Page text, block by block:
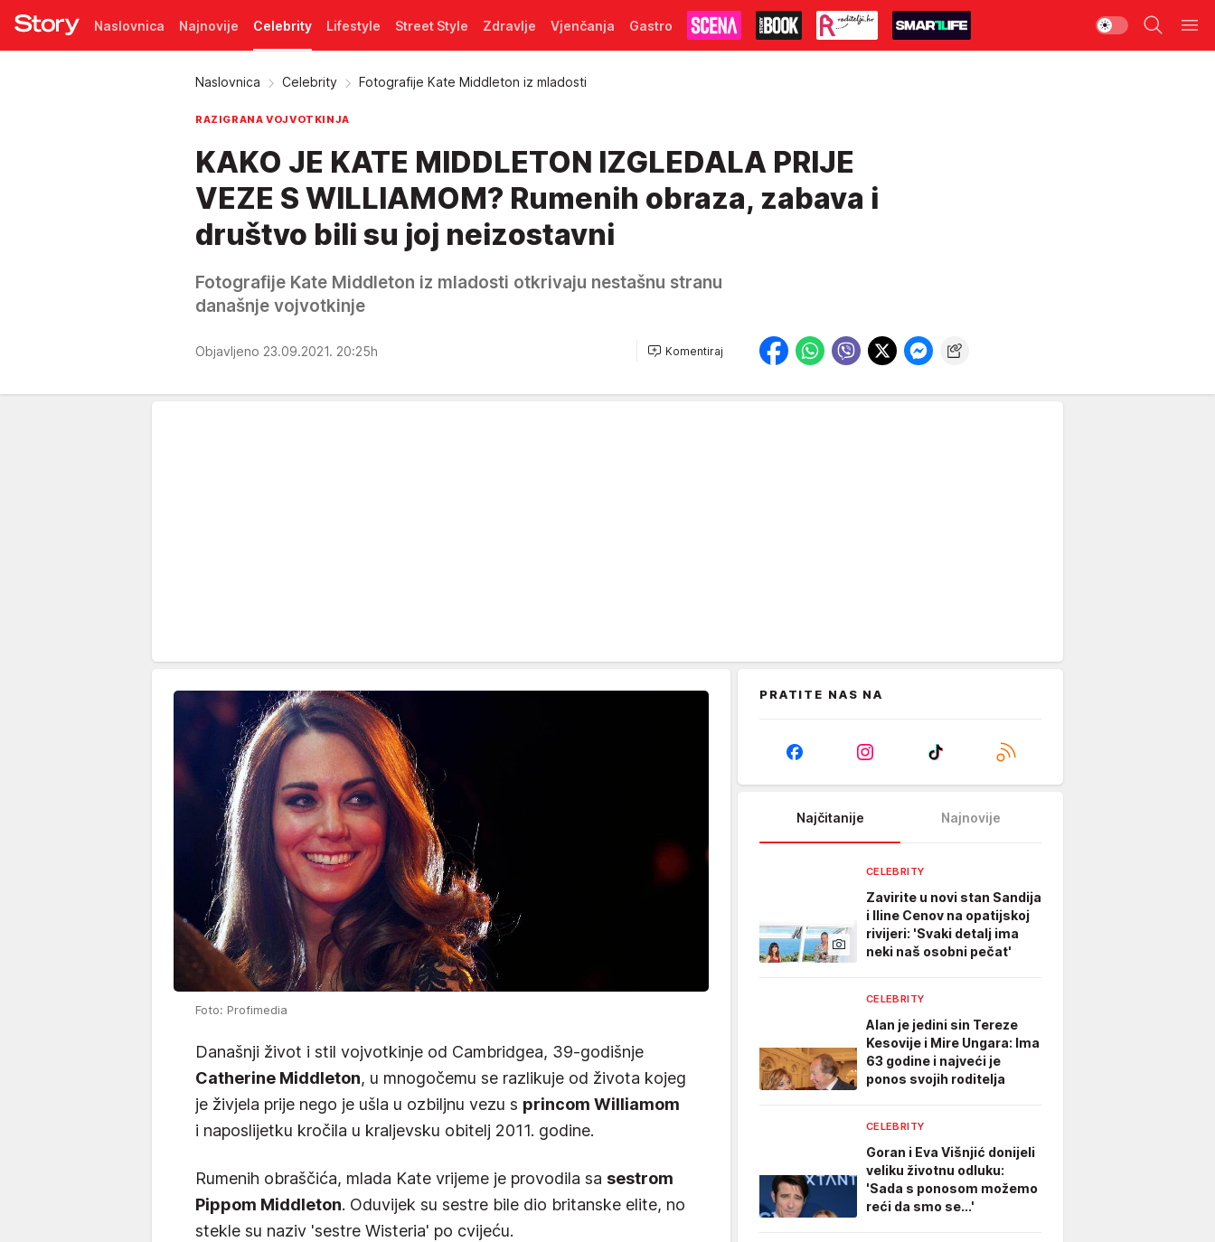
Naslovnica Najnovije Celebrity Lifestyle Street Style Zdravlje Vjenčanja Gastro
Naslovnica Celebrity Fotografije Kate Middleton iz mladosti
RAZIGRANA VOJVOTKINJA
KAKO JE KATE MIDDLETON IZGLEDALA PRIJE
VEZE S WILLIAMOM? Rumenih obraza, zabava i
društvo bili su joj neizostavni
Fotografije Kate Middleton iz mladosti otkrivaju nestašnu stranu
današnje vojvotkinje
Objavljeno 23.09.2021. 20:25h Komentiraj
Foto: Profimedia
Današnji život i stil vojvotkinje od Cambridgea, 39-godišnje
Catherine Middleton, u mnogočemu se razlikuje od života kojeg
je živjela prije nego je ušla u ozbiljnu vezu s princom Williamom
i naposlijetku kročila u kraljevsku obitelj 2011. godine.
Rumenih obraščića, mlada Kate vrijeme je provodila sa sestrom
Pippom Middleton. Oduvijek su sestre bile dio britanske elite, no
stekle su naziv 'sestre Wisteria' po cvijeću.
PRATITE NAS NA
Najčitanije Najnovije
CELEBRITY
Zavirite u novi stan Sandija
i Iline Cenov na opatijskoj
rivijeri: 'Svaki detalj ima
neki naš osobni pečat'
CELEBRITY
Alan je jedini sin Tereze
Kesovije i Mire Ungara: Ima
63 godine i najveći je
ponos svojih roditelja
CELEBRITY
Goran i Eva Višnjić donijeli
veliku životnu odluku:
'Sada s ponosom možemo
reći da smo se...'